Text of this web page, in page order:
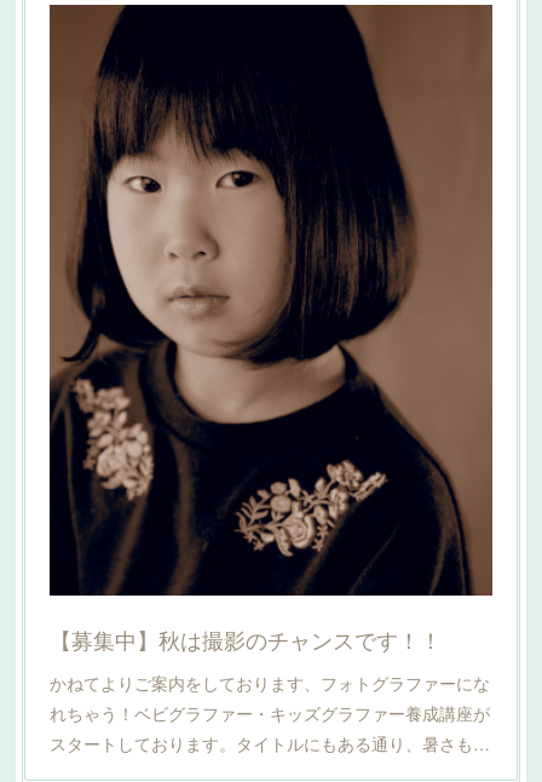
【募集中】秋は撮影のチャンスです！！
かねてよりご案内をしております、フォトグラファーにな
れちゃう！ベビグラファー・キッズグラファー養成講座が
スタートしております。タイトルにもある通り、暑さも…